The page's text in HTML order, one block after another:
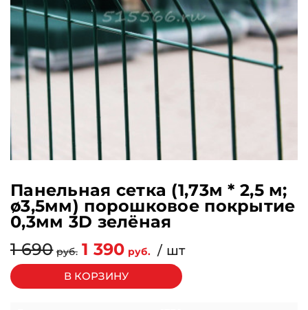
Панельная сетка (1,73м * 2,5 м;
ø3,5мм) порошковое покрытие
0,3мм 3D зелёная
1 690 pуб. 1 390 pуб. / шт